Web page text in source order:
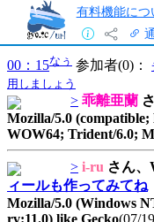
有料機能につ